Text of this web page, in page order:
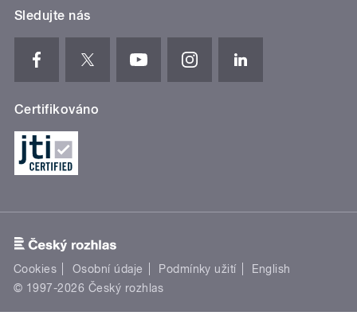
Sledujte nás
Certifikováno
Cookies Osobní údaje Podmínky užití
English
© 1997-2026 Český rozhlas